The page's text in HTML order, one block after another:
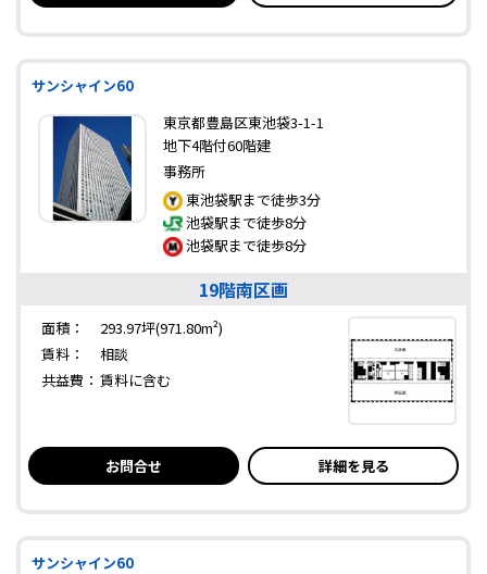
サンシャイン60
東京都豊島区東池袋3-1-1
地下4階付60階建
事務所
東池袋駅まで徒歩3分
池袋駅まで徒歩8分
池袋駅まで徒歩8分
19階南区画
面積：
293.97坪(971.80m²)
賃料：
相談
共益費： 賃料に含む
お問合せ 詳細を見る
サンシャイン60